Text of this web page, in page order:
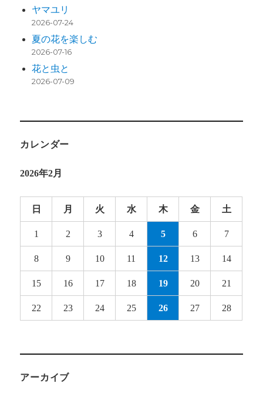
ヤマユリ
2026-07-24
夏の花を楽しむ
2026-07-16
花と虫と
2026-07-09
カレンダー
2026年2月
日 月 火 水 木 金 土
1 2 3 4 5 6 7
8 9 10 11 12 13 14
15 16 17 18 19 20 21
22 23 24 25 26 27 28
アーカイブ